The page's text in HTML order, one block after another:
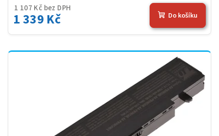
1 107 Kč bez DPH
1 339 Kč Do košíku